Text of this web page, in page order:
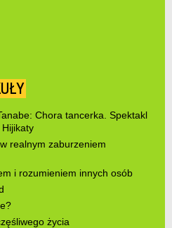
Chora tancerka. Spektakl
realnym zaburzeniem
i rozumieniem innych osób
życia